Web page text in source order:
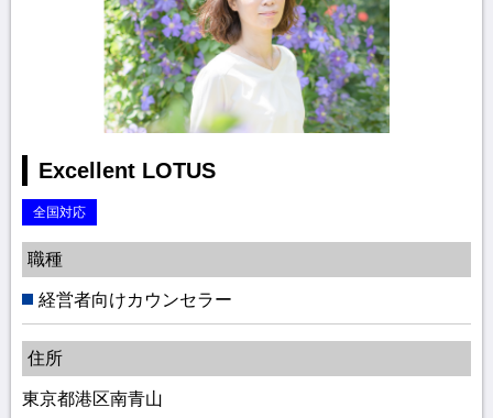
Excellent LOTUS
全国対応
職種
経営者向けカウンセラー
住所
東京都港区南青山